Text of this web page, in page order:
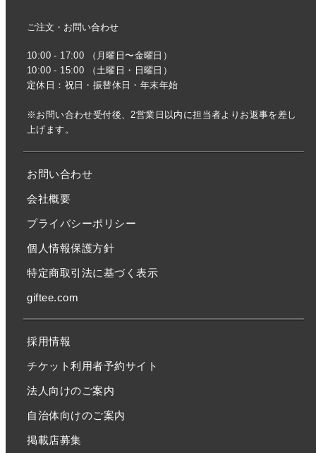
ご注文・お問い合わせ
10:00 - 17:00 （月曜日〜金曜日）
10:00 - 15:00 （土曜日・日曜日）
定休日：祝日・振替休日・年末年始
※お問い合わせ受付後、2営業日以内に担当者よりお返事を差し
上げます。
お問い合わせ
会社概要
プライバシーポリシー
個人情報保護方針
特定商取引法に基づく表示
giftee.com
採用情報
チケット利用者予約サイト
法人向けのご案内
自治体向けのご案内
掲載店募集